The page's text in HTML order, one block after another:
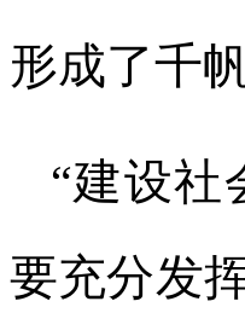
形成了千
“建设社
要充分发